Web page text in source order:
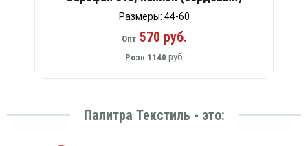
Размеры: 44-60
Опт570 руб.
Розн 1140 руб
Палитра Текстиль - это: